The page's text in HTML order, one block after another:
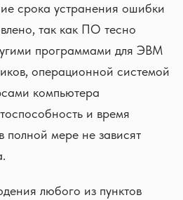
срока устранения ошибки
так как ПО тесно
программами для ЭВМ
операционной системой
компьютера
и время
полной мере не зависят
любого из пунктов